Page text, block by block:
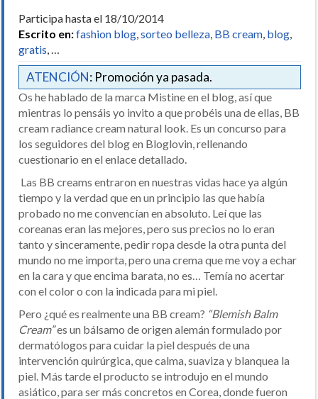
Participa hasta el 18/10/2014
Escrito en:fashion blog sorteo belleza BB cream blog
gratis
ATENCIÓN: Promoción ya pasada.
Os he hablado de la marca Mistine en el blog, así que
mientras lo pensáis yo invito a que probéis una de ellas, BB
cream radiance cream natural look. Es un concurso para
los seguidores del blog en Bloglovin, rellenando
cuestionario en el enlace detallado.
Las BB creams entraron en nuestras vidas hace ya algún
tiempo y la verdad que en un principio las que había
probado no me convencían en absoluto. Leí que las
coreanas eran las mejores, pero sus precios no lo eran
tanto y sinceramente, pedir ropa desde la otra punta del
mundo no me importa, pero una crema que me voy a echar
en la cara y que encima barata, no es… Temía no acertar
con el color o con la indicada para mi piel.
Pero ¿qué es realmente una BB cream? “Blemish Balm
Cream”es un bálsamo de origen alemán formulado por
dermatólogos para cuidar la piel después de una
intervención quirúrgica, que calma, suaviza y blanquea la
piel. Más tarde el producto se introdujo en el mundo
asiático, para ser más concretos en Corea, donde fueron